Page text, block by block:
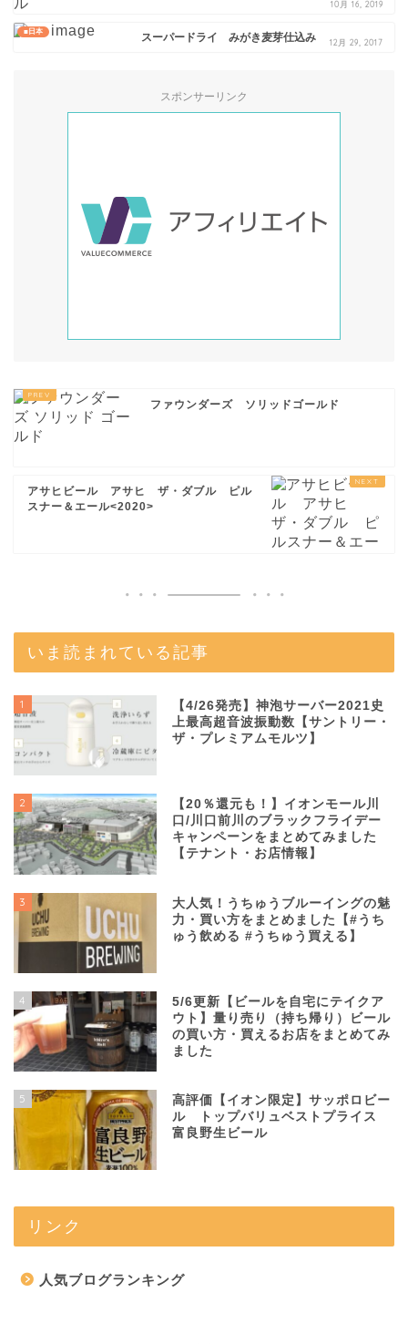
10月 16, 2019
■日本 スーパードライ みがき麦芽仕込み 12月 29, 2017
スポンサーリンク
ファウンダーズ ソリッドゴールド
アサヒビール アサヒ ザ・ダブル ピル
スナー＆エール<2020>
いま読まれている記事
1
【4/26発売】神泡サーバー2021史
上最高超音波振動数【サントリー・
ザ・プレミアムモルツ】
2
【20％還元も！】イオンモール川
口/川口前川のブラックフライデー
キャンペーンをまとめてみました
【テナント・お店情報】
3
大人気！うちゅうブルーイングの魅
力・買い方をまとめました【#うち
ゅう飲める #うちゅう買える】
4
5/6更新【ビールを自宅にテイクア
ウト】量り売り（持ち帰り）ビール
の買い方・買えるお店をまとめてみ
ました
5
高評価【イオン限定】サッポロビー
ル トップバリュベストプライス
富良野生ビール
リンク
人気ブログランキング